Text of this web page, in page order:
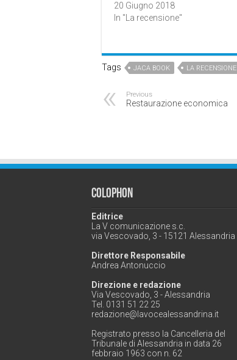
20 Giugno 2018
In "La recensione"
Tags JACA BOOK LA RECENSIONE
Previous
Restaurazione economica
Colophon
Editrice
La V comunicazione s.c.
via Vescovado, 3 - 15121 Alessandria
Direttore Responsabile
Andrea Antonuccio
Direzione e redazione
Via Vescovado, 3 - Alessandria
Tel. 0131 51 22 25
redazione@lavocealessandrina.it
Registrato presso la Cancelleria del
Tribunale di Alessandria in data 26
febbraio 1963 con n. 62